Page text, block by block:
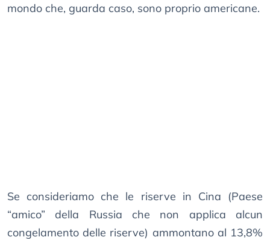
mondo che, guarda caso, sono proprio americane.
Se consideriamo che le riserve in Cina (Paese
“amico” della Russia che non applica alcun
congelamento delle riserve) ammontano al 13,8%